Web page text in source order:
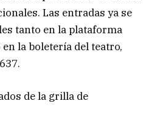
Las entradas ya se
tanto en la plataforma
la boletería del teatro,
de la grilla de